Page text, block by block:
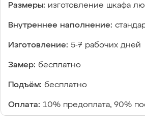
Размеры: изготовление шкафа
Внутреннее наполнение:
Изготовление: 5-7 рабочих дней
Замер: бесплатно
Подъём: бесплатно
Оплата: 10% предоплата, 90%